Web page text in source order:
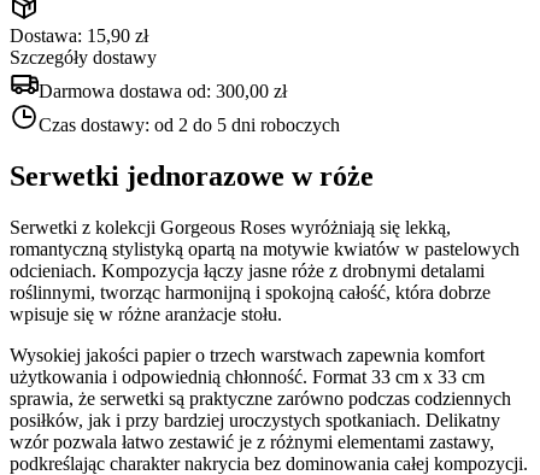
Dostawa: 15,90 zł
Szczegóły dostawy
Darmowa dostawa od: 300,00 zł
Czas dostawy: od 2 do 5 dni roboczych
Serwetki jednorazowe w róże
Serwetki z kolekcji Gorgeous Roses wyróżniają się lekką,
romantyczną stylistyką opartą na motywie kwiatów w pastelowych
odcieniach. Kompozycja łączy jasne róże z drobnymi detalami
roślinnymi, tworząc harmonijną i spokojną całość, która dobrze
wpisuje się w różne aranżacje stołu.
Wysokiej jakości papier o trzech warstwach zapewnia komfort
użytkowania i odpowiednią chłonność. Format 33 cm x 33 cm
sprawia, że serwetki są praktyczne zarówno podczas codziennych
posiłków, jak i przy bardziej uroczystych spotkaniach. Delikatny
wzór pozwala łatwo zestawić je z różnymi elementami zastawy,
podkreślając charakter nakrycia bez dominowania całej kompozycji.